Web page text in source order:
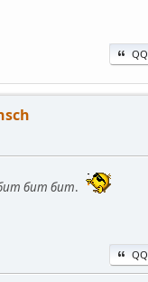
QQ
бит бит.
QQ